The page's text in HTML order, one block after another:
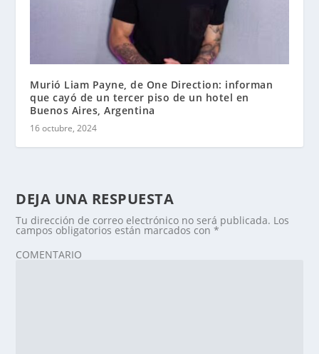
Murió Liam Payne, de One Direction: informan
que cayó de un tercer piso de un hotel en
Buenos Aires, Argentina
16 octubre, 2024
DEJA UNA RESPUESTA
Tu dirección de correo electrónico no será publicada. Los
campos obligatorios están marcados con*
COMENTARIO